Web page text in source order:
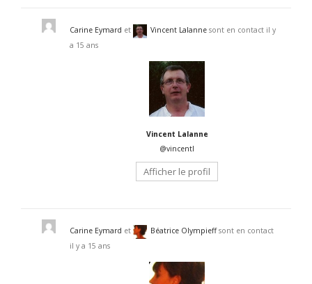
Carine Eymard et Vincent Lalanne sont en contact il y
a 15 ans
Vincent Lalanne
@vincentl
Afficher le profil
Carine Eymard et Béatrice Olympieffsont en contact
il y a 15 ans